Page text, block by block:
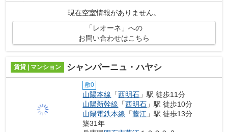
明石市や山陽電鉄本線東二見付近で物件を...
現在空室情報がありません。
「レオーネ」への
お問い合わせはこちら
賃貸 | マンション シャンパーニュ・ハヤシ
敷0
山陽本線 「西明石 」駅 徒歩11分
山陽新幹線 「西明石 」駅 徒歩10分
山陽電鉄本線 「藤江 」駅 徒歩13分
築31年